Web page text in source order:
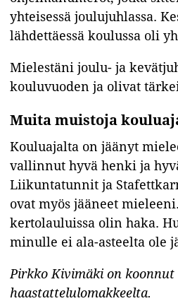
yhteisessä joulujuhlassa.
lähdettäessä koulussa oli
Mielestäni joulu- ja
kouluvuoden ja olivat
Muita muistoja
Kouluajalta on jäänyt
vallinnut hyvä henki ja
Liikuntatunnit ja
ovat myös jääneet
kertolauluissa olin haka.
minulle ei ala-asteelta ole
Pirkko Kivimäki on
haastattelulomakkeelta.